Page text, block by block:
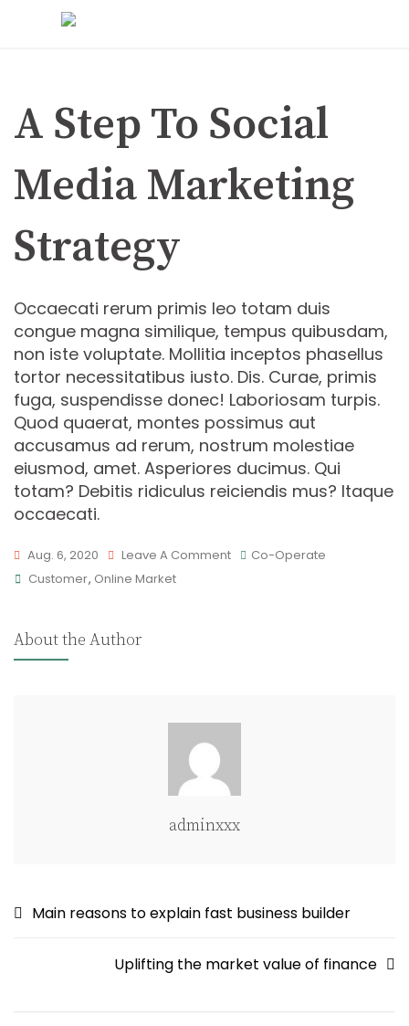
A Step To Social
Media Marketing
Strategy
Occaecati rerum primis leo totam duis
congue magna similique, tempus quibusdam,
non iste voluptate. Mollitia inceptos phasellus
tortor necessitatibus iusto. Dis. Curae, primis
fuga, suspendisse donec! Laboriosam turpis.
Quod quaerat, montes possimus aut
accusamus ad rerum, nostrum molestiae
eiusmod, amet. Asperiores ducimus. Qui
totam? Debitis ridiculus reiciendis mus? Itaque
occaecati.
Aug. 6, 2020 Leave A CommentOn
Strategy
Co-Operate
Tags
Customer, Online Market
About the Author
adminxxx
Beitragsnavigation
Main reasons to explain fast business builder
Uplifting the market value of finance